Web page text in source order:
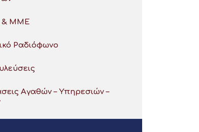
& ΜΜΕ
Ραδιόφωνο
Αγαθών – Υπηρεσιών –